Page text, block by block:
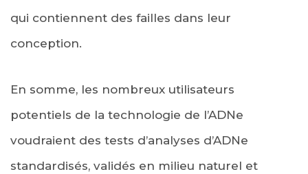
qui contiennent des failles dans leur
conception.
En somme, les nombreux utilisateurs
potentiels de la technologie de l’ADNe
voudraient des tests d’analyses d’ADNe
standardisés, validés en milieu naturel et